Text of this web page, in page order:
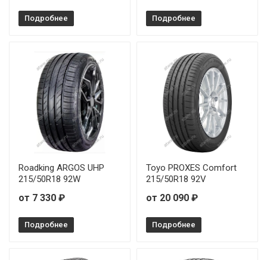
Подробнее Подробнее
Roadking ARGOS UHP
215/50R18 92W
от 7 330 ₽
Подробнее
Toyo PROXES Comfort
215/50R18 92V
от 20 090 ₽
Подробнее